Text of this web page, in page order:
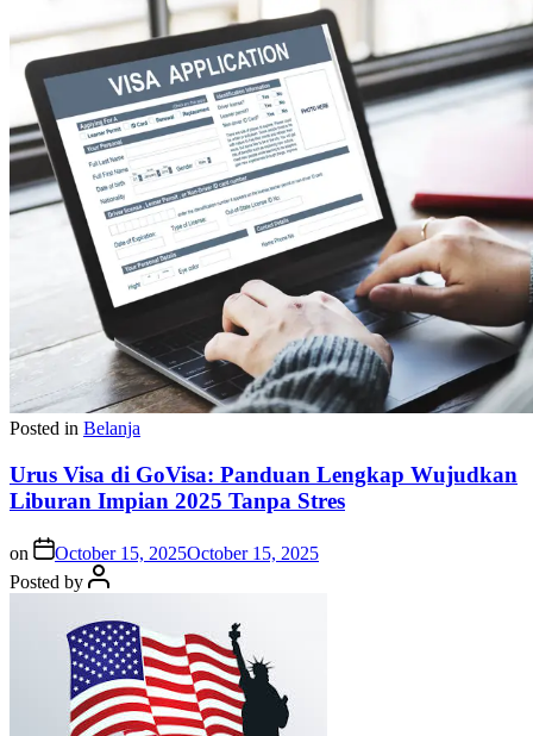
Posted in Belanja
Urus Visa di GoVisa: Panduan Lengkap Wujudkan
Liburan Impian 2025 Tanpa Stres
on October 15, 2025October 15, 2025
Posted by